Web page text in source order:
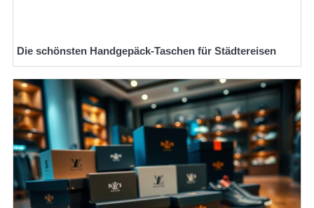
Die schönsten Handgepäck-Taschen für Städtereisen